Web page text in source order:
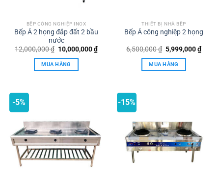
BẾP CÔNG NGHIỆP INOX
Bếp Á 2 họng đắp đất 2 bầu
nước
12,000,000₫ Giá
gốc
là:
12,000,000 ₫.
10,000,000₫Giá
hiện
MUA HÀNG
THIẾT BỊ NHÀ BẾP
Bếp Á công nghiệp 2 họng
6,500,000₫ Giá
gốc
là:
6,500,000 ₫.
5,999,000₫Giá
hiện
MUA HÀNG
-5% -15%